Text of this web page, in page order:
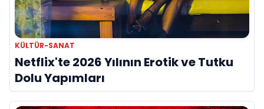
KÜLTÜR-SANAT
Netflix'te 2026 Yılının Erotik ve Tutku
Dolu Yapımları